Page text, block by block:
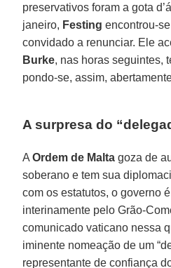
preservativos foram a gota
janeiro, Festing encontrou-
convidado a renunciar. Ele
Burke, nas horas seguintes,
pondo-se, assim,
A surpresa do
AOrdem de Malta goza de
soberano e tem sua
com os estatutos, o governo
interinamente pelo Grão-
comunicado vaticano nessa
iminente nomeação de um
representante de confiança